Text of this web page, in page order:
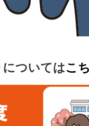
についてはこ